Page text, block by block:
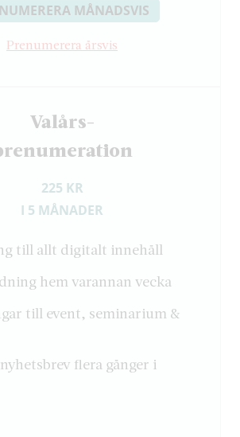
MÅNADSVIS
Prenumerera årsvis
Valårs-
225 KR
I 5 MÅNADER
till allt digitalt innehåll
hem varannan vecka
till event, seminarium &
flera gånger i